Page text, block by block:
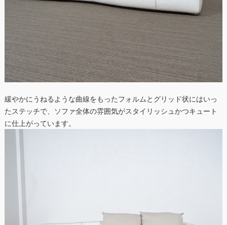
緩やかにうねるような曲線をもったフォルムとグリッド状にはいっ
たステッチで、ソファ全体の雰囲気がスタイリッシュかつキュート
に仕上がっています。